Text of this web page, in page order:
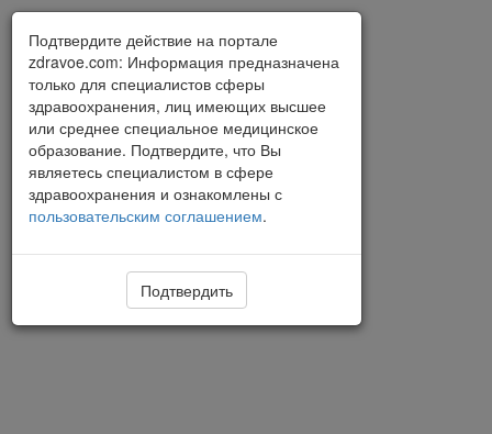
Подтвердите действие на портале
zdravoe.com: Информация предназначена
только для специалистов сферы
здравоохранения, лиц имеющих высшее
или среднее специальное медицинское
образование. Подтвердите, что Вы
являетесь специалистом в сфере
здравоохранения и ознакомлены с
пользовательским соглашением.
Подтвердить